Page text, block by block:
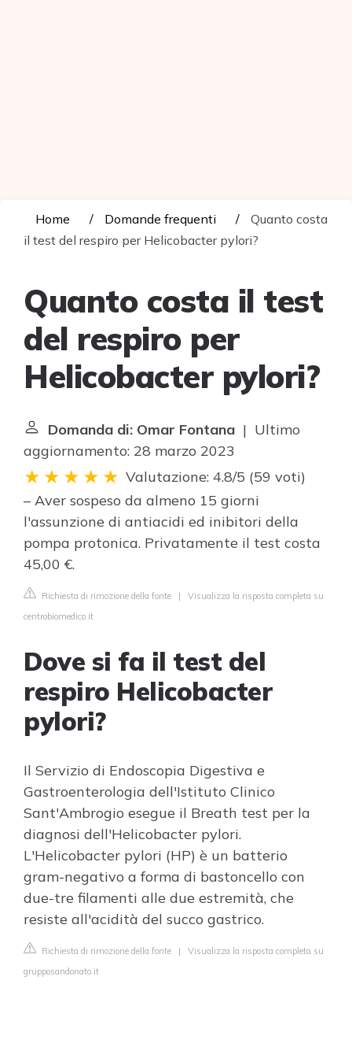
Home Domande frequenti
Quanto costa
il test del respiro per Helicobacter pylori?
Quanto costa il test
del respiro per
Helicobacter pylori?
Domanda di: Omar Fontana | Ultimo
aggiornamento: 28 marzo 2023
Valutazione: 4.8/5 (59 voti)
– Aver sospeso da almeno 15 giorni
l'assunzione di antiacidi ed inibitori della
pompa protonica. Privatamente il test costa
45,00 €.
Richiesta di rimozione della fonte | Visualizza la risposta completa su
centrobiomedico.it
Dove si fa il test del
respiro Helicobacter
pylori?
Il Servizio di Endoscopia Digestiva e
Gastroenterologia dell'Istituto Clinico
Sant'Ambrogio esegue il Breath test per la
diagnosi dell'Helicobacter pylori.
L'Helicobacter pylori (HP) è un batterio
gram-negativo a forma di bastoncello con
due-tre filamenti alle due estremità, che
resiste all'acidità del succo gastrico.
Richiesta di rimozione della fonte | Visualizza la risposta completa su
grupposandonato.it